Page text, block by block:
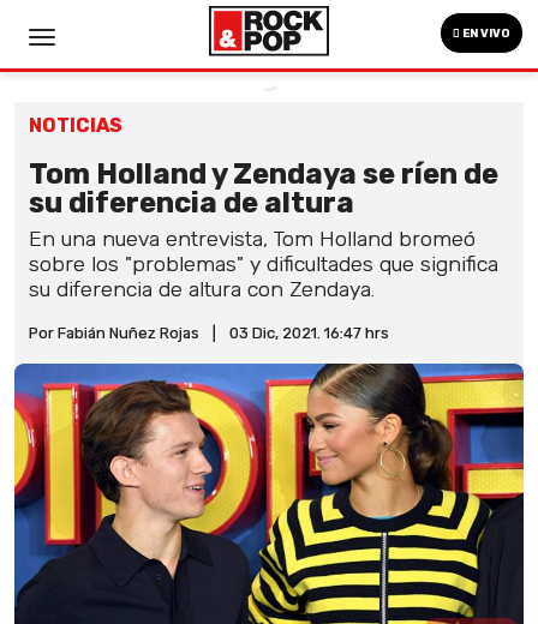
EN VIVO
NOTICIAS
Tom Holland y Zendaya se ríen de
su diferencia de altura
En una nueva entrevista, Tom Holland bromeó
sobre los "problemas" y dificultades que significa
su diferencia de altura con Zendaya.
Por Fabián Nuñez Rojas 03 Dic, 2021. 16:47 hrs